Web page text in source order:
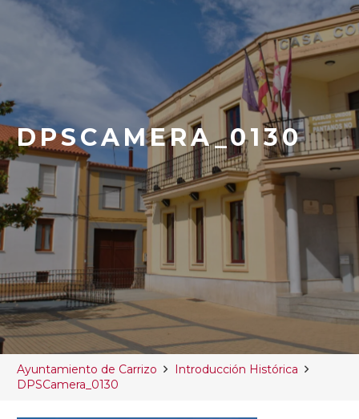
DPSCAMERA_0130
Ayuntamiento de Carrizo
Introducción Histórica
DPSCamera_0130